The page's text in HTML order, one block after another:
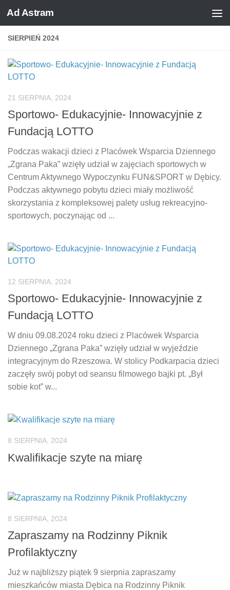
Skip to content
Ad Astram
SIERPIEŃ 2024
21 SIERPNIA, 2024
Sportowo- Edukacyjnie- Innowacyjnie z
Fundacją LOTTO
Podczas wakacji dzieci z Placówek Wsparcia Dziennego
„Zgrana Paka” wzięły udział w zajęciach sportowych w
Centrum Aktywnego Wypoczynku FUN&SPORT w Dębicy.
Podczas aktywnego pobytu dzieci miały możliwość
skorzystania z kompleksowej palety usług rekreacyjno-
sportowych, poczynając od ...
12 SIERPNIA, 2024
Sportowo- Edukacyjnie- Innowacyjnie z
Fundacją LOTTO
W dniu 09.08.2024 roku dzieci z Placówek Wsparcia
Dziennego „Zgrana Paka” wzięły udział w wyjeździe
integracyjnym do Rzeszowa. W stolicy Podkarpacia dzieci
zaczęły swój pobyt od seansu filmowego bajki pt. „Był
sobie kot” w...
8 SIERPNIA, 2024
Kwalifikacje szyte na miarę
8 SIERPNIA, 2024
Zapraszamy na Rodzinny Piknik
Profilaktyczny
Już w najbliższy piątek 9 sierpnia zapraszamy
mieszkańców miasta Dębica na Rodzinny Piknik